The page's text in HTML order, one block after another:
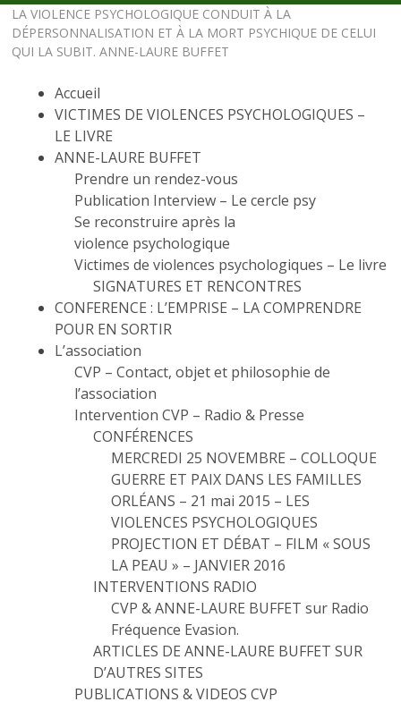
LA VIOLENCE PSYCHOLOGIQUE CONDUIT À LA
DÉPERSONNALISATION ET À LA MORT PSYCHIQUE DE CELUI
QUI LA SUBIT. ANNE-LAURE BUFFET
Accueil
VICTIMES DE VIOLENCES PSYCHOLOGIQUES –
LE LIVRE
ANNE-LAURE BUFFET
Prendre un rendez-vous
Publication Interview – Le cercle psy
Se reconstruire après la
violence psychologique
Victimes de violences psychologiques – Le livre
SIGNATURES ET RENCONTRES
CONFERENCE : L’EMPRISE – LA COMPRENDRE
POUR EN SORTIR
L’association
CVP – Contact, objet et philosophie de
l’association
Intervention CVP – Radio & Presse
CONFÉRENCES
MERCREDI 25 NOVEMBRE – COLLOQUE
GUERRE ET PAIX DANS LES FAMILLES
ORLÉANS – 21 mai 2015 – LES
VIOLENCES PSYCHOLOGIQUES
PROJECTION ET DÉBAT – FILM « SOUS
LA PEAU » – JANVIER 2016
INTERVENTIONS RADIO
CVP & ANNE-LAURE BUFFET sur Radio
Fréquence Evasion.
ARTICLES DE ANNE-LAURE BUFFET SUR
D’AUTRES SITES
PUBLICATIONS & VIDEOS CVP